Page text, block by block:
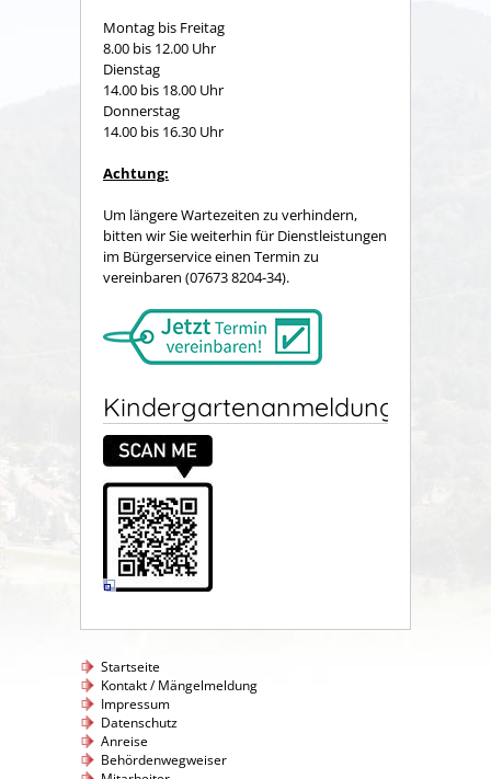
Montag bis Freitag
8.00 bis 12.00 Uhr
Dienstag
14.00 bis 18.00 Uhr
Donnerstag
14.00 bis 16.30 Uhr
Achtung:
Um längere Wartezeiten zu verhindern,
bitten wir Sie weiterhin für Dienstleistungen
im Bürgerservice einen Termin zu
vereinbaren (07673 8204-34).
Kindergartenanmeldung
Startseite
Kontakt / Mängelmeldung
Impressum
Datenschutz
Anreise
Behördenwegweiser